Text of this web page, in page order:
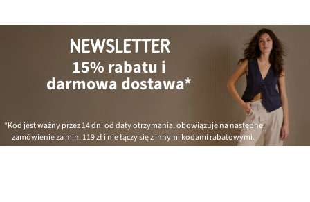
NEWSLETTER
15% rabatu i
darmowa dostawa*
*Kod jest ważny przez 14 dni od daty otrzymania, obowiązuje na następne
zamówienie za min. 119 złi nie łączy się z innymi kodami rabatowymi.